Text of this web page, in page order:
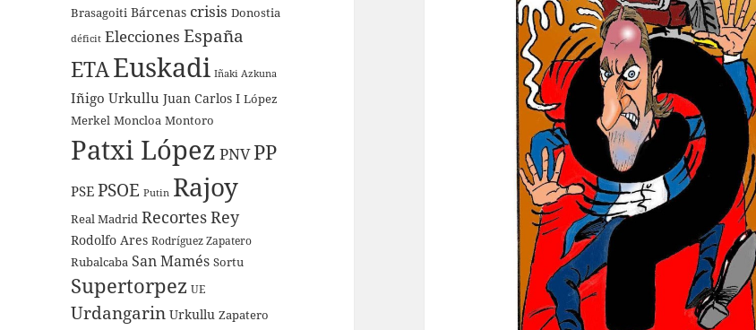
Brasagoiti Bárcenas crisis Donostia
déficit Elecciones España
ETAEuskadi Iñaki Azkuna
Iñigo Urkullu Juan Carlos I López
Merkel Moncloa Montoro
Patxi López PNVPP
PSE PSOE Putin Rajoy
Real Madrid RecortesRey
Rodolfo Ares Rodríguez Zapatero
Rubalcaba San Mamés Sortu
Supertorpez UE
Urdangarin Urkullu Zapatero